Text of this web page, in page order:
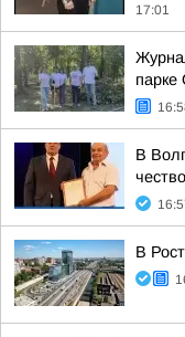
17:01
парке
В
В